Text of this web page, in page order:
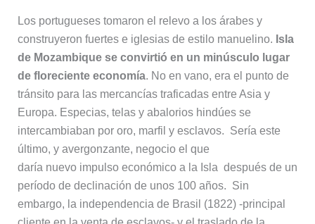
Los portugueses tomaron el relevo a los árabes y
construyeron fuertes e iglesias de estilo manuelino. Isla
de Mozambique se convirtió en un minúsculo lugar
de floreciente economía. No en vano, era el punto de
tránsito para las mercancías traficadas entre Asia y
Europa. Especias, telas y abalorios hindúes se
intercambiaban por oro, marfil y esclavos. Sería este
último, y avergonzante, negocio el que
daría nuevo impulso económico a la Isla después de un
período de declinación de unos 100 años. Sin
embargo, la independencia de Brasil (1822) -principal